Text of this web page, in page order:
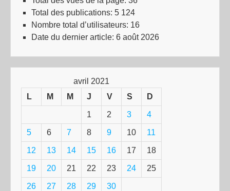
Total des publications: 5 124
Nombre total d’utilisateurs: 16
Date du dernier article: 6 août 2026
avril 2021
L
M M J V S D
1 2 3 4
5 6 7 8 9 10 11
12 13 14 15 16 17 18
19 20 21 22 23 24 25
26 27 28 29 30